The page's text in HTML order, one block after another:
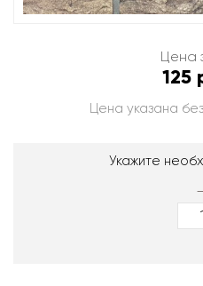
Цена
125
Цена указана
Укажите
-